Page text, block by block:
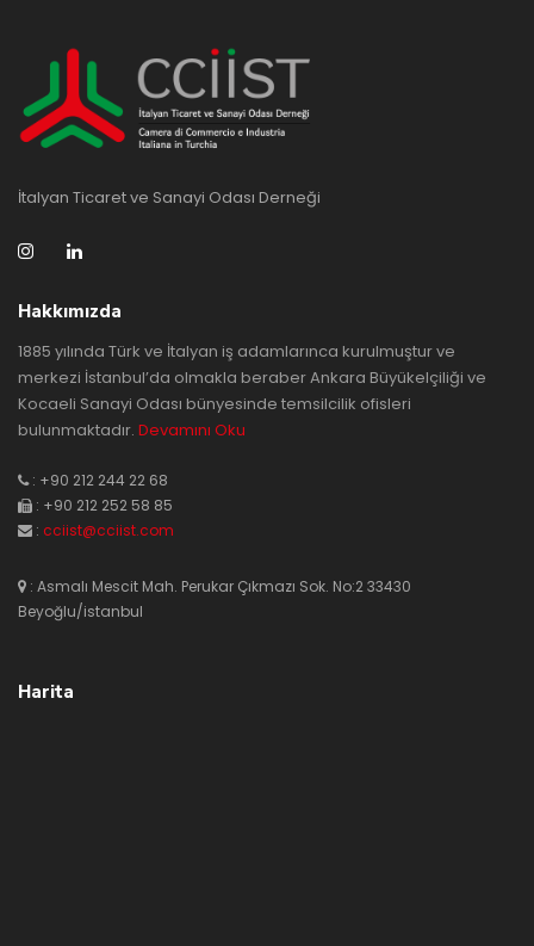
İtalyan Ticaret ve Sanayi Odası Derneği
Hakkımızda
1885 yılında Türk ve İtalyan iş adamlarınca kurulmuştur ve
merkezi İstanbul’da olmakla beraber Ankara Büyükelçiliği ve
Kocaeli Sanayi Odası bünyesinde temsilcilik ofisleri
bulunmaktadır. Devamını Oku
: +90 212 244 22 68
: +90 212 252 58 85
: cciist@cciist.com
: Asmalı Mescit Mah. Perukar Çıkmazı Sok. No:2 33430
Beyoğlu/istanbul
Harita